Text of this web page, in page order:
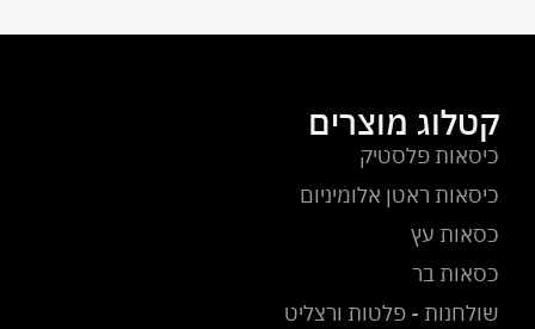
קטלוג מוצרים
כיסאות פלסטיק
כיסאות ראטן אלומיניום
כסאות עץ
כסאות בר
שולחנות - פלטות ורצליט